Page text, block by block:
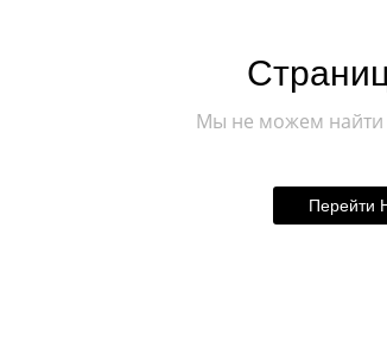
Мы не можем найти
Перейти